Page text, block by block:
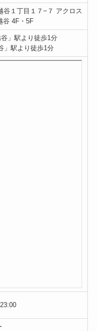
谷１丁目１７−７ アクロス
谷 4F・5F
」駅より徒歩1分
」駅より徒歩1分